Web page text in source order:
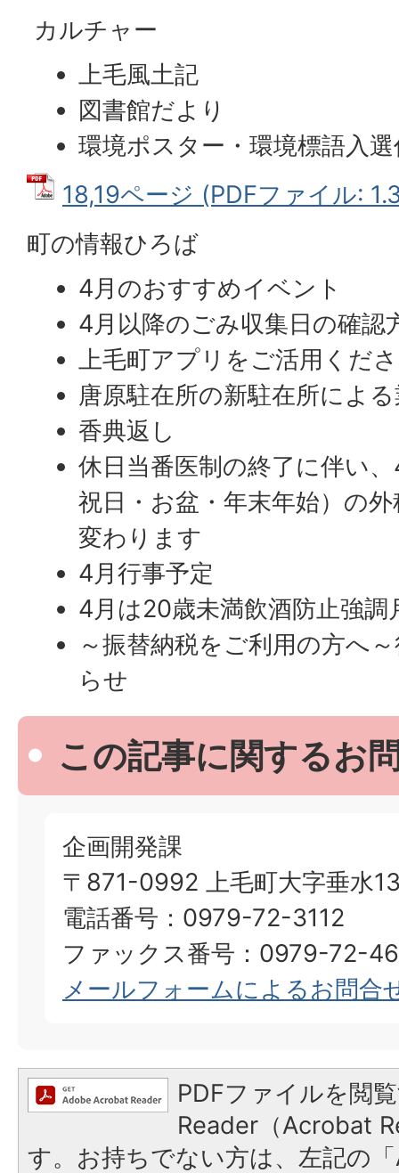
カルチャー
上毛風土記
図書館だより
環境ポスター・環境標語入
18,19ページ (PDFファイル:
町の情報ひろば
4月のおすすめイベント
4月以降のごみ収集日の確認
上毛町アプリをご活用くだ
唐原駐在所の新駐在所によ
香典返し
休日当番医制の終了に伴い
祝日・お盆・年末年始）の
変わります
4月行事予定
4月は20歳未満飲酒防止強調
～振替納税をご利用の方へ
らせ
この記事に関するお
企画開発課
〒871-0992 上毛町大字垂水
電話番号：0979-72-3112
ファックス番号：0979-72-
メールフォームによるお問合
PDFファイルを閲
Reader（Acrobat
す。お持ちでない方は、左記の